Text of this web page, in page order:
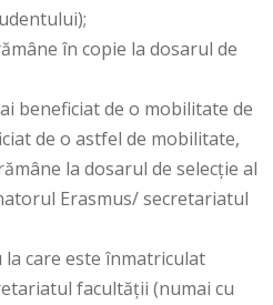
în copie la dosarul de
beneficiat de o mobilitate de
de o astfel de mobilitate,
la dosarul de selecţie al
Erasmus/ secretariatul
care este înmatriculat
facultăţii (numai cu